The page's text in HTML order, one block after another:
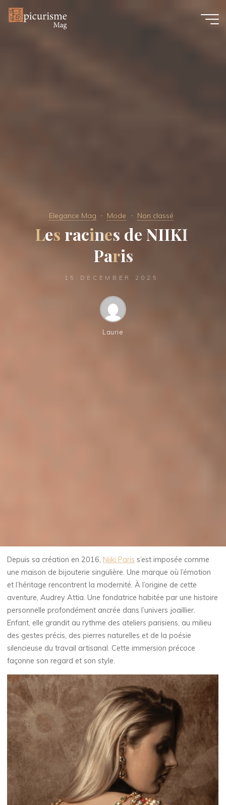
Skip
Elegance Mag Mode Non classé
Les racines de NIIKI
Paris
15 DECEMBER 2025
Laurie
Depuis sa création en 2016, Niiki Paris s’est imposée comme
une maison de bijouterie singulière. Une marque où l’émotion
et l’héritage rencontrent la modernité. À l’origine de cette
aventure, Audrey Attia. Une fondatrice habitée par une histoire
personnelle profondément ancrée dans l’univers joaillier.
Enfant, elle grandit au rythme des ateliers parisiens, au milieu
des gestes précis, des pierres naturelles et de la poésie
silencieuse du travail artisanal. Cette immersion précoce
façonne son regard et son style.